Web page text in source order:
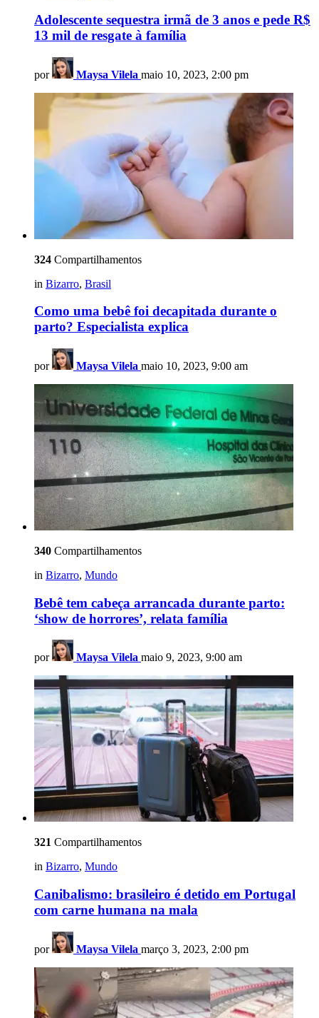
Adolescente sequestra irmã de 3 anos e pede R$
13 mil de resgate à família
por Maysa Vilela maio 10, 2023, 2:00 pm
324 Compartilhamentos
in Bizarro, Brasil
Como uma bebê foi decapitada durante o
parto? Especialista explica
por Maysa Vilela maio 10, 2023, 9:00 am
340 Compartilhamentos
in Bizarro, Mundo
Bebê tem cabeça arrancada durante parto:
‘show de horrores’, relata família
por Maysa Vilela maio 9, 2023, 9:00 am
321 Compartilhamentos
in Bizarro, Mundo
Canibalismo: brasileiro é detido em Portugal
com carne humana na mala
por Maysa Vilela março 3, 2023, 2:00 pm